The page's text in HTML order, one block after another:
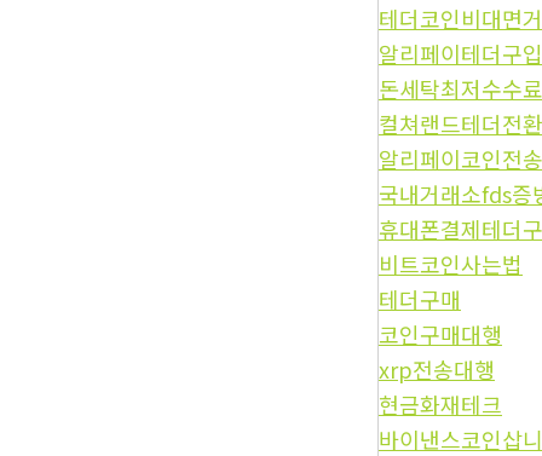
테더코인비대면
알리페이테더구입
돈세탁최저수수료
컬쳐랜드테더전환
알리페이코인전송
국내거래소fds증
휴대폰결제테더
비트코인사는법
테더구매
코인구매대행
xrp전송대행
현금화재테크
바이낸스코인삽